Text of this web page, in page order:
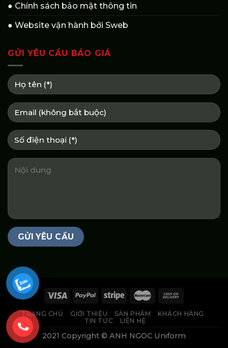
● Chính sách bảo mật thông tin
● Website vận hành bởi Sweb
GỬI YÊU CẦU BÁO GIÁ
TRANG CHỦ GIỚI THIỆU SẢN PHẨM
KHÁCH HÀNG
TIN TỨC
LIÊN HỆ
2021 Copyright © ANH NGOC Uniform